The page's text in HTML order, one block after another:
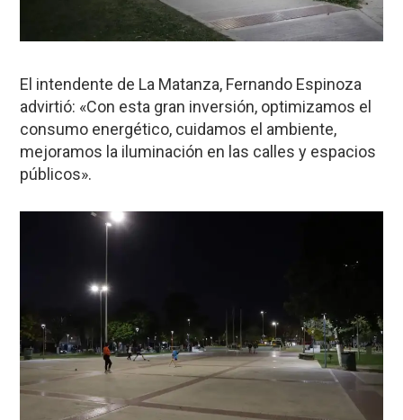
El intendente de La Matanza, Fernando Espinoza
advirtió: «Con esta gran inversión, optimizamos el
consumo energético, cuidamos el ambiente,
mejoramos la iluminación en las calles y espacios
públicos».